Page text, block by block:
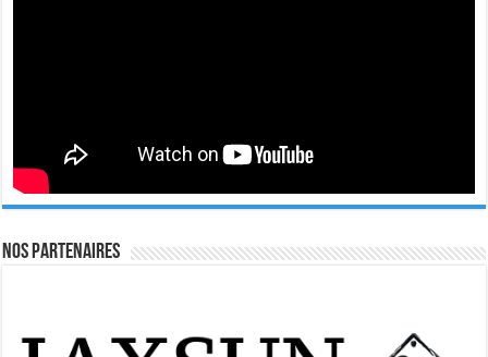
Nos Partenaires